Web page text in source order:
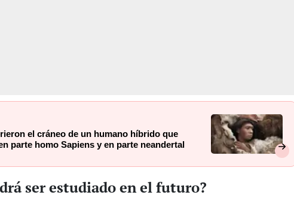
el cráneo de un humano híbrido que
parte homo Sapiens y en parte neandertal
ser estudiado en el futuro?